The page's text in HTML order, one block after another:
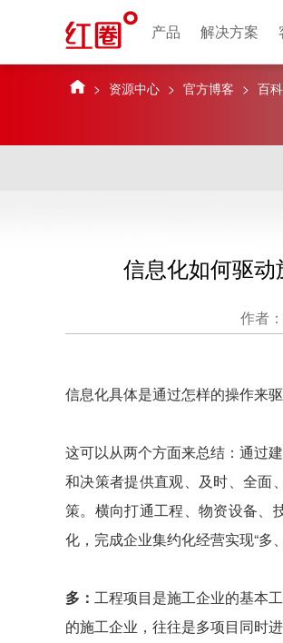
产品 解决方案
> 资源中心 > 官方博客 > 百科
信息化如何驱动
作者
信息化具体是通过怎样的操作来
这可以从两个方面来总结：通过
和决策者提供直观、及时、全面
策。横向打通工程、物资设备、
化，完成企业集约化经营实现“多
多： 工程项目是施工企业的基本
的施工企业，往往是多项目同时